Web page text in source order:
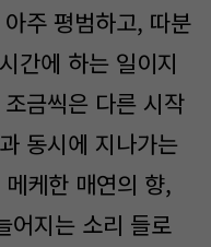
주 평범하고, 따분
간에 하는 일이지
금씩은 다른 시작
동시에 지나가는
케한 매연의 향,
어지는 소리 들로